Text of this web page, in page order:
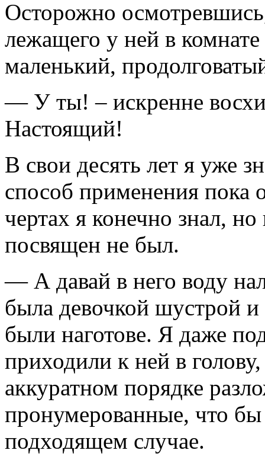
Осторожно
лежащего у ней в
маленький,
— У ты! – искренне
Настоящий!
В свои десять лет я уже
способ применения пока
чертах я конечно знал,
посвящен не был.
— А давай в него воду
была девочкой шустрой и
были наготове. Я даже
приходили к ней в
аккуратном порядке
пронумерованные, что
подходящем случае.